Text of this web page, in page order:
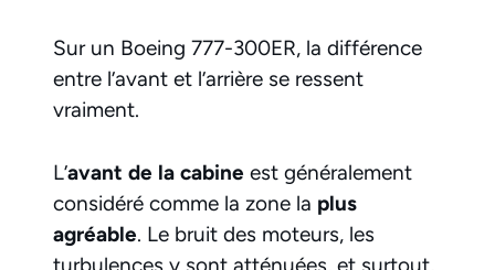
Sur un Boeing 777-300ER, la différence
entre l’avant et l’arrière se ressent
vraiment.
L’avant de la cabine est généralement
considéré comme la zone la plus
agréable. Le bruit des moteurs, les
turbulences y sont atténuées, et surtout,